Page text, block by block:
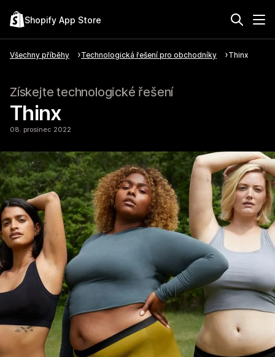
Shopify App Store
Všechny příběhy Technologická řešení pro obchodníky Thinx
Získejte technologické řešení
Thinx
08. prosinec 2022